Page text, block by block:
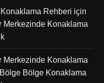
Rehberi için
Merkezinde Konaklama
Merkezinde Konaklama
Bölge Konaklama